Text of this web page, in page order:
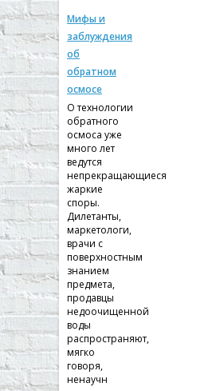
Мифы и
заблуждения
об
обратном
осмосе
О технологии
обратного
осмоса уже
много лет
ведутся
непрекращающиеся
жаркие
споры.
Дилетанты,
маркетологи,
врачи с
поверхностным
знанием
предмета,
продавцы
недоочищенной
воды
распространяют,
мягко
говоря,
ненаучн